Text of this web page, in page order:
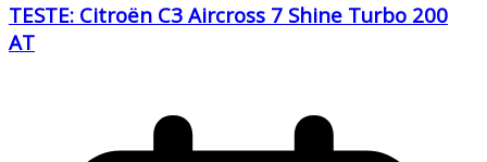
TESTE: Citroën C3 Aircross 7 Shine Turbo 200
AT